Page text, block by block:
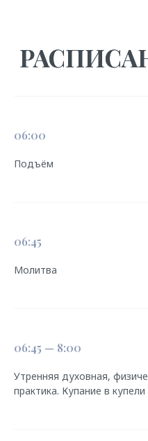
06:00
Подъём
06:45
Молитва
06:45 — 8:00
Утренняя духовная,
практика. Купание в